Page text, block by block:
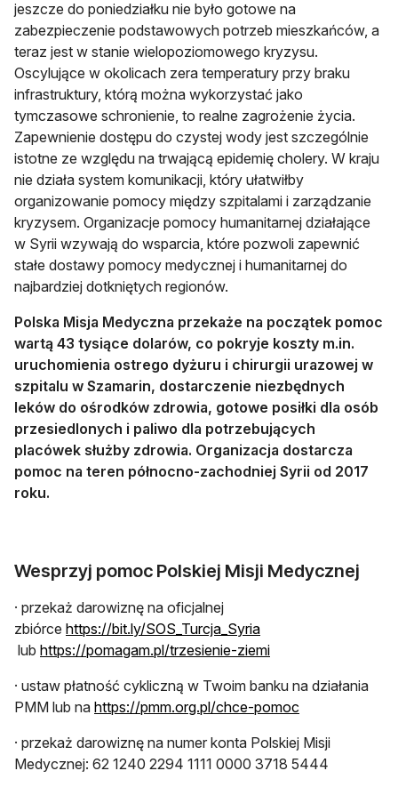
jeszcze do poniedziałku nie było gotowe na
zabezpieczenie podstawowych potrzeb mieszkańców, a
teraz jest w stanie wielopoziomowego kryzysu.
Oscylujące w okolicach zera temperatury przy braku
infrastruktury, którą można wykorzystać jako
tymczasowe schronienie, to realne zagrożenie życia.
Zapewnienie dostępu do czystej wody jest szczególnie
istotne ze względu na trwającą epidemię cholery. W kraju
nie działa system komunikacji, który ułatwiłby
organizowanie pomocy między szpitalami i zarządzanie
kryzysem. Organizacje pomocy humanitarnej działające
w Syrii wzywają do wsparcia, które pozwoli zapewnić
stałe dostawy pomocy medycznej i humanitarnej do
najbardziej dotkniętych regionów.
Polska Misja Medyczna przekaże na początek pomoc
wartą 43 tysiące dolarów, co pokryje koszty m.in.
uruchomienia ostrego dyżuru i chirurgii urazowej w
szpitalu w Szamarin, dostarczenie niezbędnych
leków do ośrodków zdrowia, gotowe posiłki dla osób
przesiedlonych i paliwo dla potrzebujących
placówek służby zdrowia. Organizacja dostarcza
pomoc na teren północno-zachodniej Syrii od 2017
roku.
Wesprzyj pomoc Polskiej Misji Medycznej
· przekaż darowiznę na oficjalnej
zbiórce https://bit.ly/SOS_Turcja_Syria
otwiera się w nowej karcie
lub https://pomagam.pl/trzesienie-ziemiotwiera się w
· ustaw płatność cykliczną w Twoim banku na działania
PMM lub na https://pmm.org.pl/chce-pomoc
· przekaż darowiznę na numer konta Polskiej Misji
Medycznej: 62 1240 2294 1111 0000 3718 5444